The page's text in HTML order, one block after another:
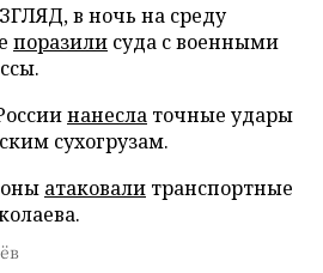
в ночь на среду
поразили суда с военными
нанесла точные удары
сухогрузам.
атаковали транспортные